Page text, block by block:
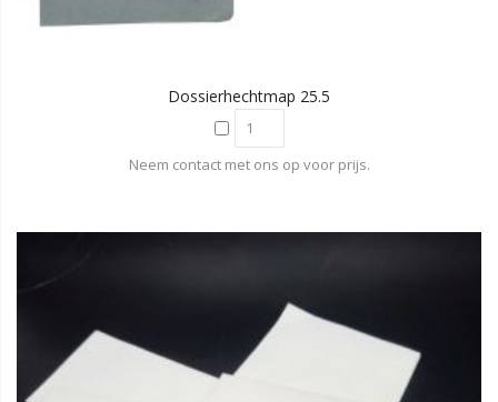
Dossierhechtmap 25.5
Neem contact met ons op voor prijs.